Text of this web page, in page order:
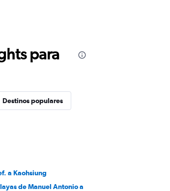
para
Destinos populares
a Kaohsiung
de Manuel Antonio a